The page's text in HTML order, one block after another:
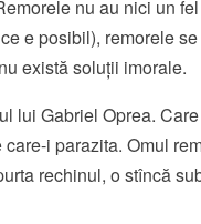
nu au nici un
e posibil), remorele
există soluții imorale.
lui Gabriel Oprea.
i parazita. Omul
rechinul, o stîncă